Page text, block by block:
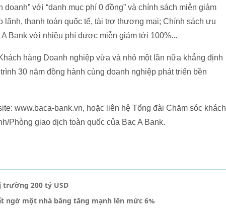
với “danh mục phí 0 đồng” và chính sách miễn giảm
thanh toán quốc tế, tài trợ thương mại; Chính sách ưu
Bank với nhiều phí được miễn giảm tới 100%...
hàng Doanh nghiệp vừa và nhỏ một lần nữa khẳng định
30 năm đồng hành cùng doanh nghiệp phát triển bền
www.baca-bank.vn, hoặc liên hệ Tổng đài Chăm sóc khách
Phòng giao dịch toàn quốc của Bac A Bank.
trường 200 tỷ USD
ngờ một nhà băng tăng mạnh lên mức 6%